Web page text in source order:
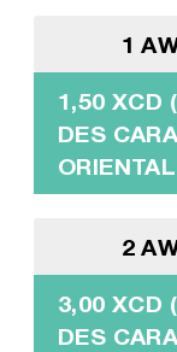
1
1,50 XCD
DES
2
3,00 XCD
DES